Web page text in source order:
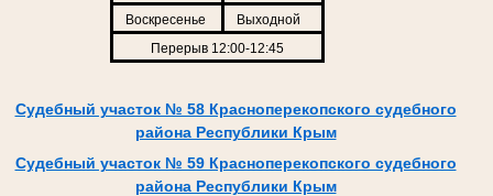
Воскресенье
Выходной
Перерыв 12:00-12:45
Судебный участок № 58 Красноперекопского судебного
района Республики Крым
Судебный участок № 59 Красноперекопского судебного
района Республики Крым